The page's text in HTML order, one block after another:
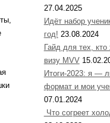
27.04.2025
Идёт набор
год! 23.08.2024
Гайд для тех, кто
визу MVV
Итоги-2023: я —
формат и мои
07.01.2024
Что согреет